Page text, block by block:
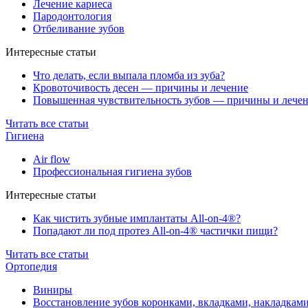
Лечение кариеса
Пародонтология
Отбеливание зубов
Интересные статьи
Что делать, если выпала пломба из зуба?
Кровоточивость десен — причины и лечение
Повышенная чувствительность зубов — причины и
Читать все статьи
Гигиена
Air flow
Профессиональная гигиена зубов
Интересные статьи
Как чистить зубные имплантаты All-on-4®?
Попадают ли под протез All-on-4® частички пищи?
Читать все статьи
Ортопедия
Виниры
Восстановление зубов коронками, вкладками, накладками